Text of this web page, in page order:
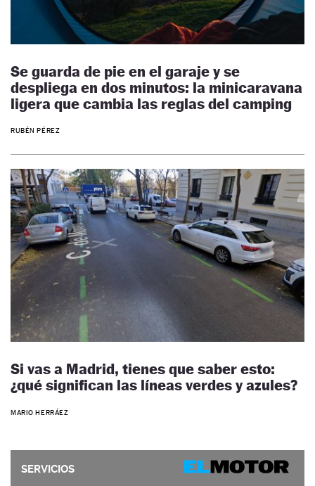
Se guarda de pie en el garaje y se
despliega en dos minutos: la minicaravana
ligera que cambia las reglas del camping
RUBÉN PÉREZ
Si vas a Madrid, tienes que saber esto:
¿qué significan las líneas verdes y azules?
MARIO HERRÁEZ